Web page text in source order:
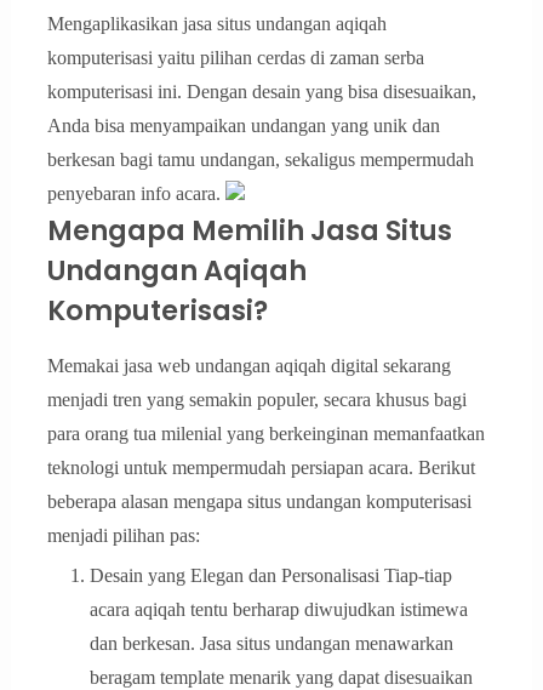
Mengaplikasikan jasa situs undangan aqiqah
komputerisasi yaitu pilihan cerdas di zaman serba
komputerisasi ini. Dengan desain yang bisa disesuaikan,
Anda bisa menyampaikan undangan yang unik dan
berkesan bagi tamu undangan, sekaligus mempermudah
penyebaran info acara.
Mengapa Memilih Jasa Situs
Undangan Aqiqah
Komputerisasi?
Memakai jasa web undangan aqiqah digital sekarang
menjadi tren yang semakin populer, secara khusus bagi
para orang tua milenial yang berkeinginan memanfaatkan
teknologi untuk mempermudah persiapan acara. Berikut
beberapa alasan mengapa situs undangan komputerisasi
menjadi pilihan pas:
Desain yang Elegan dan Personalisasi Tiap-tiap
acara aqiqah tentu berharap diwujudkan istimewa
dan berkesan. Jasa situs undangan menawarkan
beragam template menarik yang dapat disesuaikan